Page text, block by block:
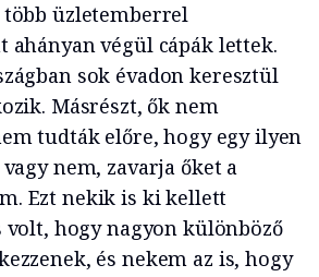
több üzletemberrel
ahányan végül cápák lettek.
sok évadon keresztül
Másrészt, ők nem
tudták előre, hogy egy ilyen
nem, zavarja őket a
Ezt nekik is ki kellett
volt, hogy nagyon különböző
és nekem az is, hogy